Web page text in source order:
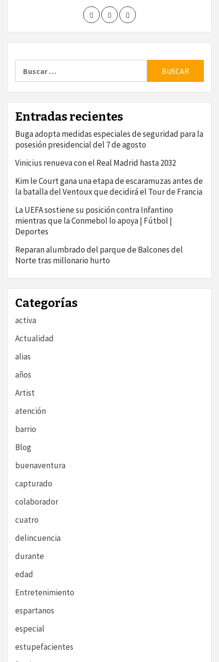
Entradas recientes
Buga adopta medidas especiales de seguridad para la
posesión presidencial del 7 de agosto
Vinicius renueva con el Real Madrid hasta 2032
Kim le Court gana una etapa de escaramuzas antes de
la batalla del Ventoux que decidirá el Tour de Francia
La UEFA sostiene su posición contra Infantino
mientras que la Conmebol lo apoya | Fútbol |
Deportes
Reparan alumbrado del parque de Balcones del
Norte tras millonario hurto
Categorías
activa
Actualidad
alias
años
Artist
atención
barrio
Blog
buenaventura
capturado
colaborador
cuatro
delincuencia
durante
edad
Entretenimiento
espartanos
especial
estupefacientes